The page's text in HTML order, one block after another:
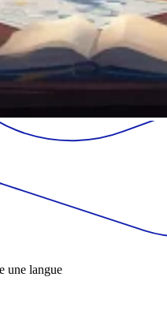
une langue